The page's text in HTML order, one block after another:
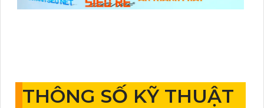
THÔNG SỐ KỸ THUẬT